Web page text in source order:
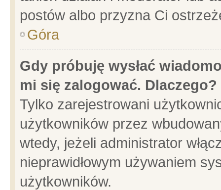
postów albo przyzna Ci
Góra
Gdy próbuję wysłać
mi się zalogować. Dlaczego?
Tylko zarejestrowani
użytkowników przez
wtedy, jeżeli administrator
nieprawidłowym używaniem
użytkowników.